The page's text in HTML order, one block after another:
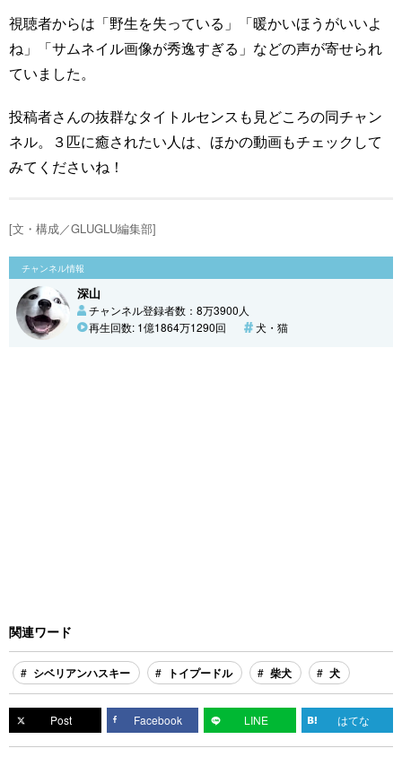
視聴者からは「野生を失っている」「暖かいほうがいいよ
ね」「サムネイル画像が秀逸すぎる」などの声が寄せられ
ていました。
投稿者さんの抜群なタイトルセンスも見どころの同チャン
ネル。３匹に癒されたい人は、ほかの動画もチェックして
みてくださいね！
[文・構成／GLUGLU編集部]
チャンネル情報
深山
チャンネル登録者数：8万3900人
再生回数: 1億1864万1290回
犬・猫
関連ワード
シベリアンハスキー トイプードル 柴犬 犬
Post Facebook LINE はてな